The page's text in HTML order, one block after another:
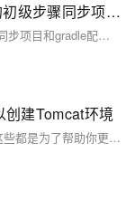
【01】完整的安卓二次商业实战-详细的初级步骤同步项目和gradle配置以及开发思路-优雅草伊凡
【01】完整的安卓二次商业实战-详细的初级步骤同步项目和gradle配置以及开发思路-优雅草伊凡
建Tomcat环境
所以，别担心这些工具看起来有些吓人，实际上这些都是为了帮助你更好的完成工作的工具，就像超市里的各种烹饪工具一样，尽管它们看起来可能很复杂，但只要你学会用，它们会为你烹饪出一道道美妙的食物。这就是学习新技能的乐趣，让我们一起享受这个过程，攀登知识的高峰！